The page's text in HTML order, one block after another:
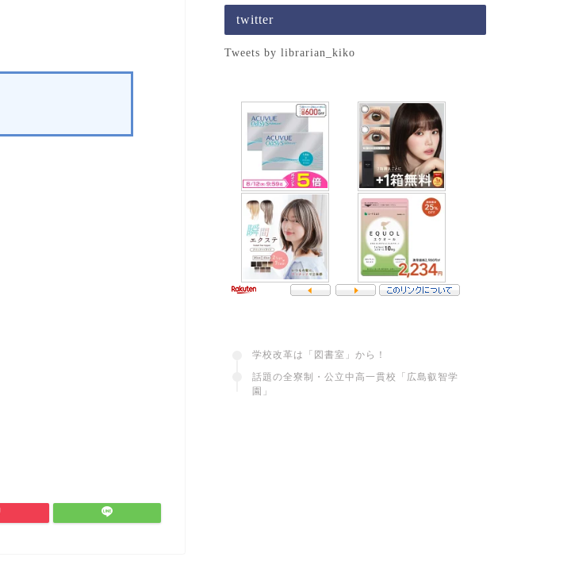
twitter
Tweets by librarian_kiko
学校改革は「図書室」から！
話題の全寮制・公立中高一貫校「広島叡智学
園」